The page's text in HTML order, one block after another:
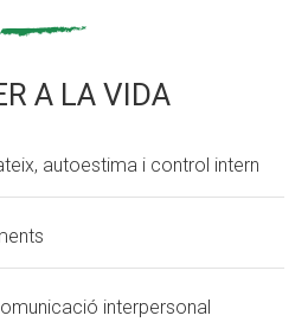
A LA VIDA
autoestima i control intern
interpersonal